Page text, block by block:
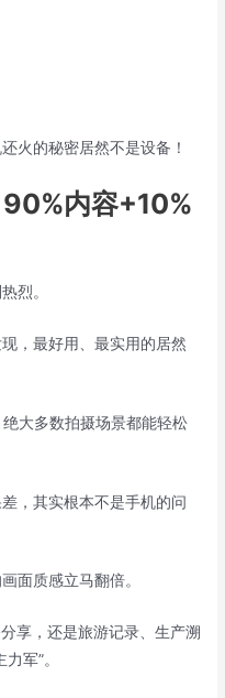
火的秘密居然不是设备！
内容+10%
烈。
，最好用、最实用的居然
大多数拍摄场景都能轻松
，其实根本不是手机的问
面质感立马翻倍。
享，还是旅游记录、生产溯
军”。